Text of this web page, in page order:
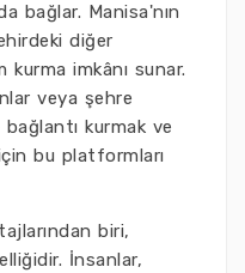
bağlar. Manisa'nın
diğer
kurma imkânı sunar.
veya şehre
kurmak ve
bu platformları
biri,
İnsanlar,